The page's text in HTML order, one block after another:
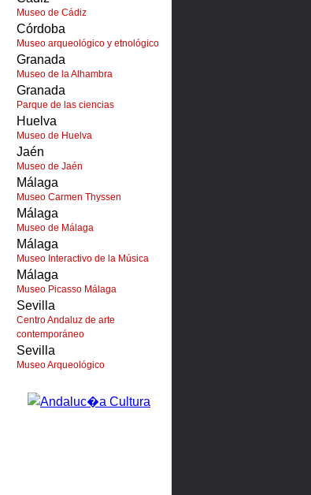
Museo de Cádiz
Córdoba
Museo arqueológico y etnológico
Granada
Museo de la Alhambra
Granada
Parque de las ciencias
Huelva
Museo de Huelva
Jaén
Museo de Jaén
Málaga
Museo Carmen Thyssen
Málaga
Museo de Málaga
Málaga
Museo Interactivo de la Música
Málaga
Museo Picasso Málaga
Sevilla
Centro Andaluz de arte
contemporáneo
Sevilla
Museo Arqueológico